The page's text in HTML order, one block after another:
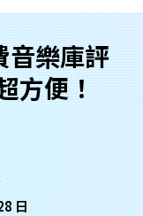
音樂庫評
方便！
日